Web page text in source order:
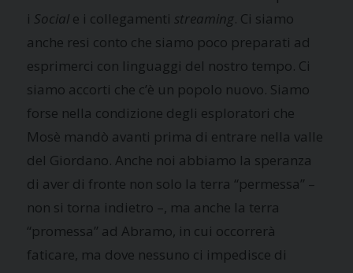
i Social e i collegamenti streaming. Ci siamo
anche resi conto che siamo poco preparati ad
esprimerci con linguaggi del nostro tempo. Ci
siamo accorti che c’è un popolo nuovo. Siamo
forse nella condizione degli esploratori che
Mosè mandò avanti prima di entrare nella valle
del Giordano. Anche noi abbiamo la speranza
di aver di fronte non solo la terra “permessa” –
non si torna indietro –, ma anche la terra
“promessa” ad Abramo, in cui occorrerà
faticare, ma dove nessuno ci impedisce di